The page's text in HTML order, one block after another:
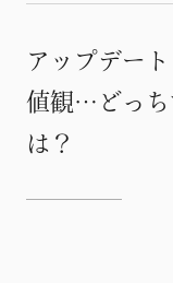
心揺れる瞬間たち
Moment
Sensitvie
アップデー
値観…どっち
は？